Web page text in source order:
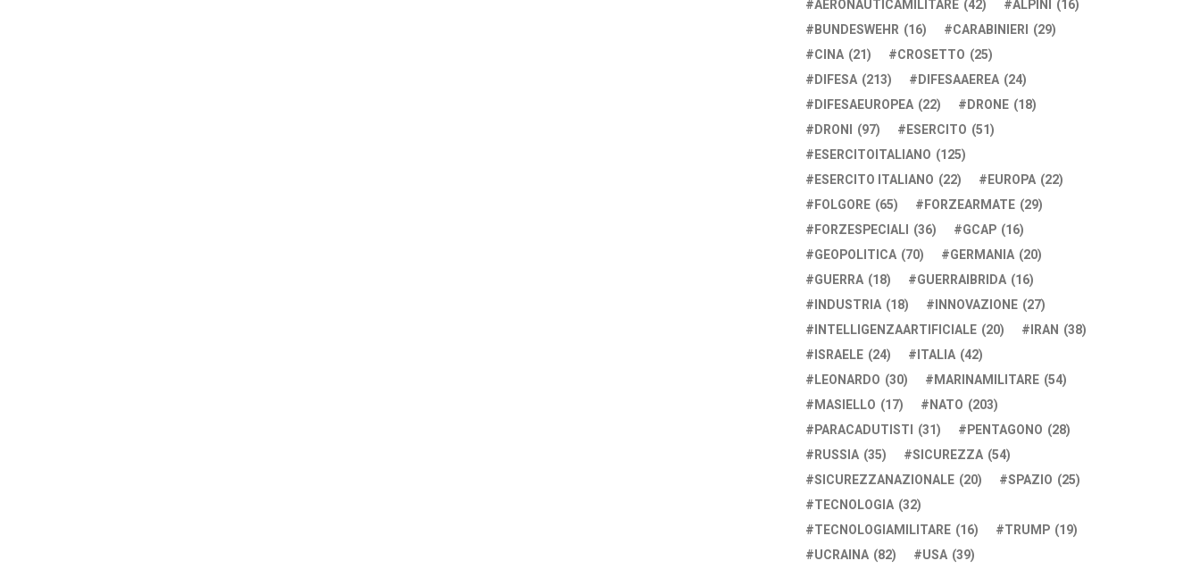
AERONAUTICAMILITARE (42) ALPINI (16)
BUNDESWEHR (16) CARABINIERI (29)
CINA (21) CROSETTO (25)
DIFESA (213) DIFESAAEREA (24)
DIFESAEUROPEA (22) DRONE (18)
DRONI (97) ESERCITO (51)
ESERCITOITALIANO (125)
ESERCITO ITALIANO (22) EUROPA (22)
FOLGORE (65) FORZEARMATE (29)
FORZESPECIALI (36) GCAP (16)
GEOPOLITICA (70) GERMANIA (20)
GUERRA (18) GUERRAIBRIDA (16)
INDUSTRIA (18) INNOVAZIONE (27)
INTELLIGENZAARTIFICIALE (20) IRAN (38)
ISRAELE (24) ITALIA (42)
LEONARDO (30) MARINAMILITARE (54)
MASIELLO (17) NATO (203)
PARACADUTISTI (31) PENTAGONO (28)
RUSSIA (35) SICUREZZA (54)
SICUREZZANAZIONALE (20) SPAZIO (25)
TECNOLOGIA (32)
TECNOLOGIAMILITARE (16) TRUMP (19)
UCRAINA (82) USA (39)